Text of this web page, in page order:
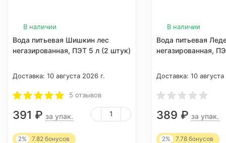
В наличии
Вода питьевая Шишкин лес
негазированная, ПЭТ 5 л (2 штук)
Доставка: 10 августа 2026 г.
5 отзывов
391 ₽ за упак.
2% 7.82 бонусов
В наличии
Вода питьевая
негазированная,
Доставка: 10
389 ₽ за упак.
2% 7.78 бонусов